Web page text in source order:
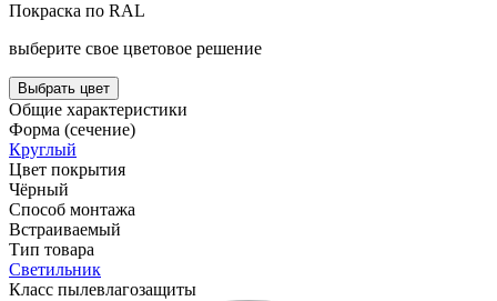
Покраска по RAL
выберите свое цветовое решение
Выбрать цвет
Общие характеристики
Форма (сечение)
Круглый
Цвет покрытия
Чёрный
Способ монтажа
Встраиваемый
Тип товара
Светильник
Класс пылевлагозащиты